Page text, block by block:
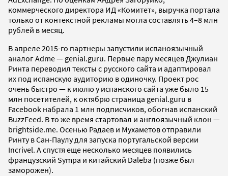
коммерческого директора ИД «Комитет», выручка портала
только от контекстной рекламы могла составлять 4–8 млн
рублей в месяц.
В апреле 2015-го партнеры запустили испаноязычный
аналог Adme — genial.guru. Первые пару месяцев Джулиан
Ринта переводил тексты с русского сайта и адаптировал
их под испанскую аудиторию в одиночку. Проект рос
очень быстро — к июлю у испанского сайта уже было 15
млн посетителей, к октябрю страница genial.guru в
Facebook набрала 1 млн подписчиков, обогнав испанский
BuzzFeed. В то же время стартовал и англоязычный клон —
brightside.me. Осенью Радаев и Мухаметов отправили
Ринту в Сан-Паулу для запуска португальской версии
Incrivel. А спустя еще несколько месяцев появились
французский Sympa и китайский Daleba (позже был
заморожен).